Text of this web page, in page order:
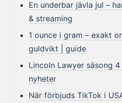
En underbar jävla jul –
& streaming
1 ounce i gram – exakt
guldvikt | guide
Lincoln Lawyer säsong
nyheter
När förbjuds TikTok i